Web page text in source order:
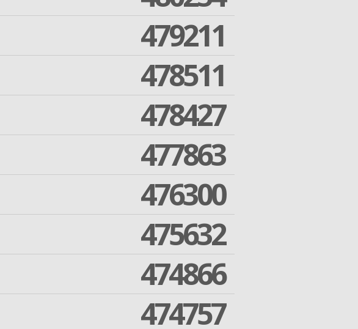
479211
478511
478427
477863
476300
475632
474866
474757